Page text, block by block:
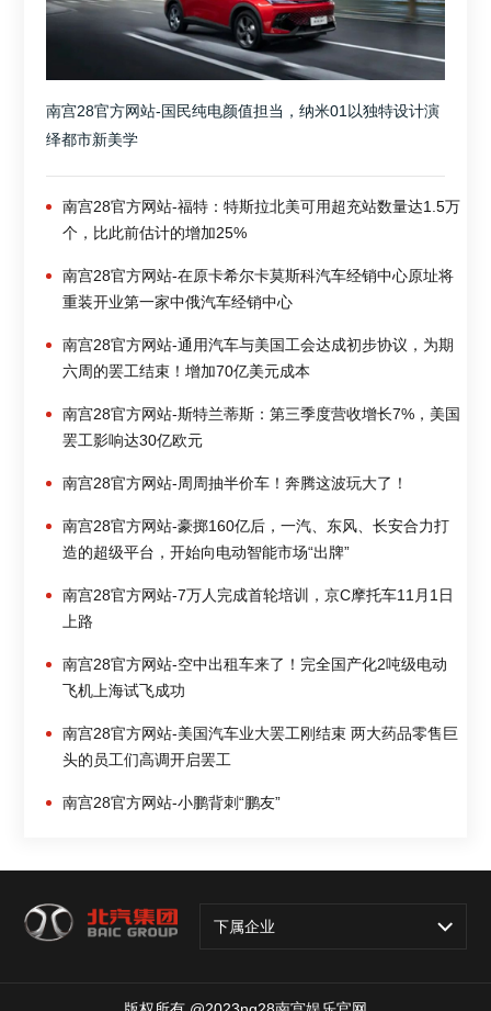
南宫28官方网站-国民纯电颜值担当，纳米01以独特设计演
绎都市新美学
南宫28官方网站-福特：特斯拉北美可用超充站数量达1.5万
个，比此前估计的增加25%
南宫28官方网站-在原卡希尔卡莫斯科汽车经销中心原址将
重装开业第一家中俄汽车经销中心
南宫28官方网站-通用汽车与美国工会达成初步协议，为期
六周的罢工结束！增加70亿美元成本
南宫28官方网站-斯特兰蒂斯：第三季度营收增长7%，美国
罢工影响达30亿欧元
南宫28官方网站-周周抽半价车！奔腾这波玩大了！
南宫28官方网站-豪掷160亿后，一汽、东风、长安合力打
造的超级平台，开始向电动智能市场“出牌”
南宫28官方网站-7万人完成首轮培训，京C摩托车11月1日
上路
南宫28官方网站-空中出租车来了！完全国产化2吨级电动
飞机上海试飞成功
南宫28官方网站-美国汽车业大罢工刚结束 两大药品零售巨
头的员工们高调开启罢工
南宫28官方网站-小鹏背刺“鹏友”
下属企业